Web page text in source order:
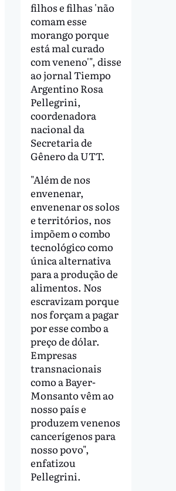
filhos e filhas 'não
comam esse
morango porque
está mal curado
com veneno'", disse
ao jornal Tiempo
Argentino Rosa
Pellegrini,
coordenadora
nacional da
Secretaria de
Gênero da UTT.
"Além de nos
envenenar,
envenenar os solos
e territórios, nos
impõem o combo
tecnológico como
única alternativa
para a produção de
alimentos. Nos
escravizam porque
nos forçam a pagar
por esse combo a
preço de dólar.
Empresas
transnacionais
como a Bayer-
Monsanto vêm ao
nosso país e
produzem venenos
cancerígenos para
nosso povo",
enfatizou
Pellegrini.